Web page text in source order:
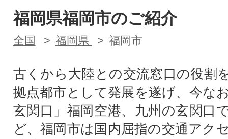
福岡県福岡市のご紹介
全国 福岡県 福岡市
古くから大陸との交流窓口の役割
拠点都市として発展を遂げ、今な
玄関口」福岡空港、九州の玄関口
ど、福岡市は国内屈指の交通アク